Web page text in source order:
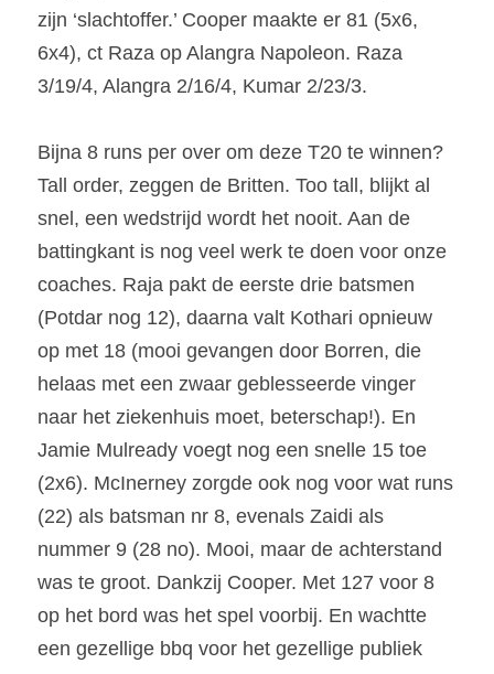
zijn ‘slachtoffer.’ Cooper maakte er 81 (5x6,
6x4), ct Raza op Alangra Napoleon. Raza
3/19/4, Alangra 2/16/4, Kumar 2/23/3.
Bijna 8 runs per over om deze T20 te winnen?
Tall order, zeggen de Britten. Too tall, blijkt al
snel, een wedstrijd wordt het nooit. Aan de
battingkant is nog veel werk te doen voor onze
coaches. Raja pakt de eerste drie batsmen
(Potdar nog 12), daarna valt Kothari opnieuw
op met 18 (mooi gevangen door Borren, die
helaas met een zwaar geblesseerde vinger
naar het ziekenhuis moet, beterschap!). En
Jamie Mulready voegt nog een snelle 15 toe
(2x6). McInerney zorgde ook nog voor wat runs
(22) als batsman nr 8, evenals Zaidi als
nummer 9 (28 no). Mooi, maar de achterstand
was te groot. Dankzij Cooper. Met 127 voor 8
op het bord was het spel voorbij. En wachtte
een gezellige bbq voor het gezellige publiek